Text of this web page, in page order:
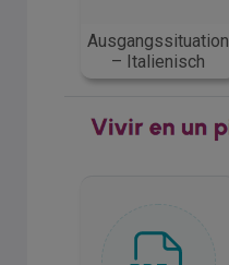
Ausgangssituation
– Italienisch